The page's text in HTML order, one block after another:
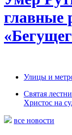
главные
Улицы и
Святая
Христос на
все новости